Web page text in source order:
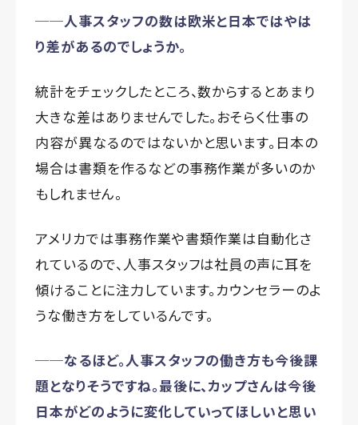
──人事スタッフの数は欧米と日本ではやは
り差があるのでしょうか。
統計をチェックしたところ、数からするとあまり
大きな差はありませんでした。おそらく仕事の
内容が異なるのではないかと思います。日本の
場合は書類を作るなどの事務作業が多いのか
もしれません。
アメリカでは事務作業や書類作業は自動化さ
れているので、人事スタッフは社員の声に耳を
傾けることに注力しています。カウンセラーのよ
うな働き方をしているんです。
──なるほど。人事スタッフの働き方も今後課
題となりそうですね。最後に、カップさんは今後
日本がどのように変化していってほしいと思い